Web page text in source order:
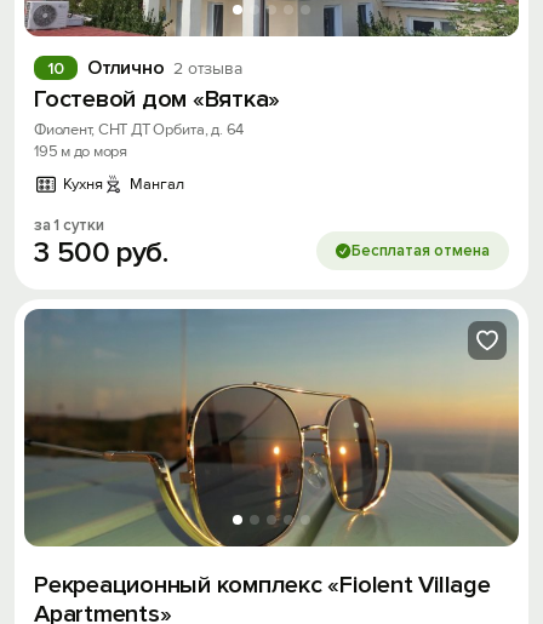
Отлично 2 отзыва
10
Гостевой дом «Вятка»
Фиолент, СНТ ДТ Орбита, д. 64
195 м до моря
Кухня
Мангал
за 1 сутки
3 500 руб. Бесплатая отмена
Рекреационный комплекс «Fiolent Village
Apartments»
Скидка −5%
Хочешь дешевле? Оставь почту и получи
промокод на первое бронирование!